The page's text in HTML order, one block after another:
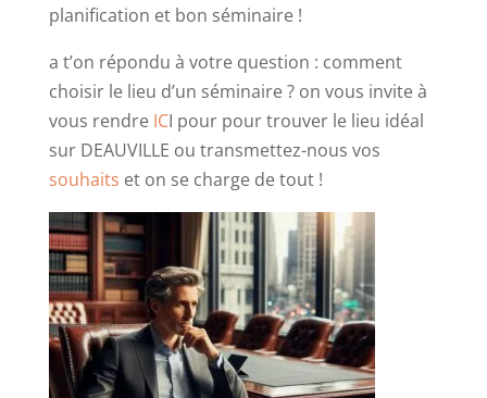
planification et bon séminaire !
a t’on répondu à votre question : comment
choisir le lieu d’un séminaire ? on vous invite à
vous rendre ICI pour pour trouver le lieu idéal
sur DEAUVILLE ou transmettez-nous vos
souhaits et on se charge de tout !